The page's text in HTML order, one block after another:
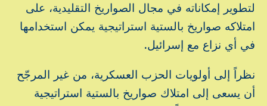
لتطوير إمكاناته في مجال الصواريخ التقليدية، على
امتلاكه صواريخ بالستية استراتيجية يمكن استخدامها
في أي نزاع مع إسرائيل.
نظراً إلى أولويات الحزب العسكرية، من غير المرجّح
أن يسعى إلى امتلاك صواريخ بالستية استراتيجية